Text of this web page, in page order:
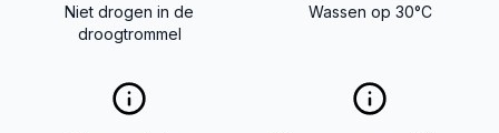
Niet drogen in de
droogtrommel
Wassen op 30°C